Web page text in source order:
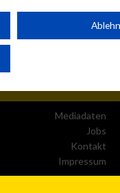
Mediadaten
Jobs
Kontakt
Impressum
auf einem
von
Werbung